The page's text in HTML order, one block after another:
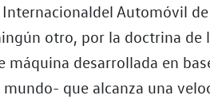
Automóvil de
otro, por la doctrina de
desarrollada en
que alcanza una